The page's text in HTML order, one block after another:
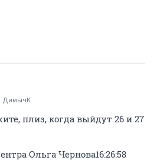
ДимычК
плиз, когда выйдут 26 и 27
Ольга Чернова16:26:58